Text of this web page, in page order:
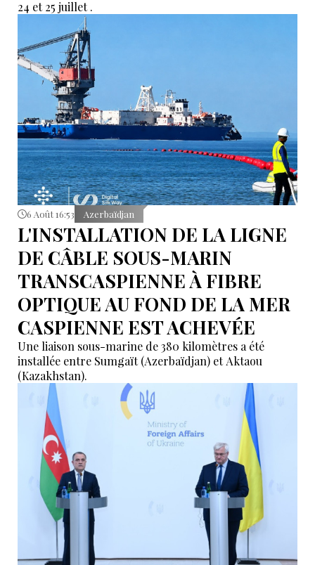
24 et 25 juillet .
6 Août 16:53 Azerbaïdjan
L'INSTALLATION DE LA LIGNE
DE CÂBLE SOUS-MARIN
TRANSCASPIENNE À FIBRE
OPTIQUE AU FOND DE LA MER
CASPIENNE EST ACHEVÉE
Une liaison sous-marine de 380 kilomètres a été
installée entre Sumgaït (Azerbaïdjan) et Aktaou
(Kazakhstan).